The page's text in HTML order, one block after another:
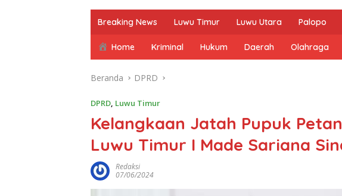
Breaking News Luwu Timur Luwu Utara Palopo
Home Kriminal Hukum Daerah Olahraga
Beranda DPRD
DPRD, Luwu Timur
Kelangkaan Jatah Pupuk
Luwu Timur I Made Sariana
Redaksi
07/06/2024